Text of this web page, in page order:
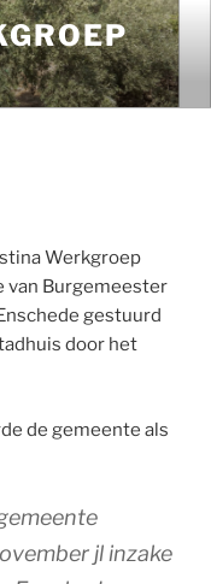
Werkgroep
van Burgemeester
gestuurd
door het
de gemeente als
jl inzake